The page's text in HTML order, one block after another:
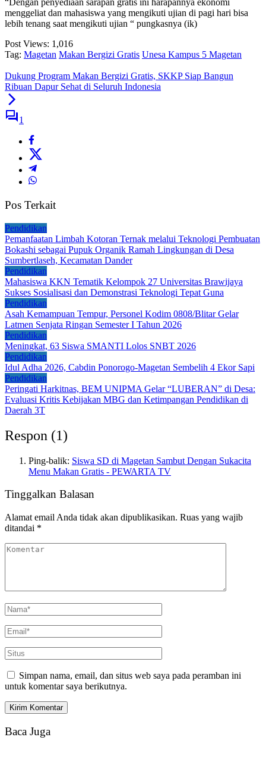
“Dengan penyediaan sarapan gratis ini harapannya ekonomi
menggeliat dan mahasiswa yang mengikuti ujian di pagi hari bisa
lebih tenang saat mengikuti ujian “ pungkasnya (ik)
Post Views: 1,016
Tag: Magetan Makan Bergizi Gratis Unesa Kampus 5 Magetan
Dukung Program Makan Bergizi Gratis, SKKP Siap Bangun
Ribuan Dapur Sehat di Seluruh Indonesia
1
Pos Terkait
Pendidikan
Pemanfaatan Limbah Kotoran Ternak melalui Teknologi Pembuatan
Bokashi sebagai Pupuk Organik Ramah Lingkungan di Desa
Sumbertlaseh, Kecamatan Dander
Pendidikan
Mahasiswa KKN Tematik Kelompok 27 Universitas Brawijaya
Sukses Sosialisasi dan Demonstrasi Teknologi Tepat Guna
Pendidikan
Asah Kemampuan Tempur, Personel Kodim 0808/Blitar Gelar
Latmen Senjata Ringan Semester I Tahun 2026
Pendidikan
Meningkat, 63 Siswa SMANTI Lolos SNBT 2026
Pendidikan
Idul Adha 2026, Cabdin Ponorogo-Magetan Sembelih 4 Ekor Sapi
Pendidikan
Peringati Harkitnas, BEM UNIPMA Gelar “LUBERAN” di Desa:
Evaluasi Kritis Kebijakan MBG dan Ketimpangan Pendidikan di
Daerah 3T
Respon (1)
Ping-balik: Siswa SD di Magetan Sambut Dengan Sukacita
Menu Makan Gratis - PEWARTA TV
Tinggalkan Balasan
Alamat email Anda tidak akan dipublikasikan. Ruas yang wajib
ditandai *
Simpan nama, email, dan situs web saya pada peramban ini
untuk komentar saya berikutnya.
Baca Juga